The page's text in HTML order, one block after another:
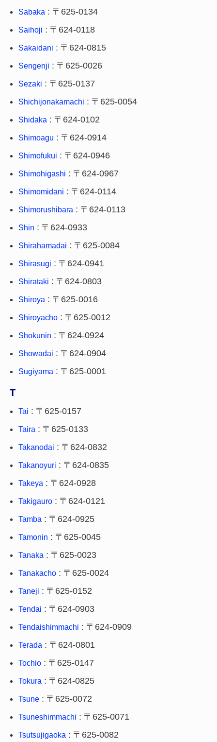
Sabaka : 〒625-0134
Saihoji : 〒624-0118
Sakaidani : 〒624-0815
Sengenji : 〒625-0026
Sezaki : 〒625-0137
Shichijonakamachi : 〒625-0054
Shidaka : 〒624-0102
Shimoagu : 〒624-0914
Shimofukui : 〒624-0946
Shimohigashi : 〒624-0967
Shimomidani : 〒624-0114
Shimorushibara : 〒624-0113
Shin : 〒624-0933
Shirahamadai : 〒625-0084
Shirasugi : 〒624-0941
Shirataki : 〒624-0803
Shiroya : 〒625-0016
Shiroyacho : 〒625-0012
Shokunin : 〒624-0924
Showadai : 〒624-0904
Sugiyama : 〒625-0001
T
Tai : 〒625-0157
Taira : 〒625-0133
Takanodai : 〒624-0832
Takanoyuri : 〒624-0835
Takeya : 〒624-0928
Takigauro : 〒624-0121
Tamba : 〒624-0925
Tamonin : 〒625-0045
Tanaka : 〒625-0023
Tanakacho : 〒625-0024
Taneji : 〒625-0152
Tendai : 〒624-0903
Tendaishimmachi : 〒624-0909
Terada : 〒624-0801
Tochio : 〒625-0147
Tokura : 〒624-0825
Tsune : 〒625-0072
Tsuneshimmachi : 〒625-0071
Tsutsujigaoka : 〒625-0082